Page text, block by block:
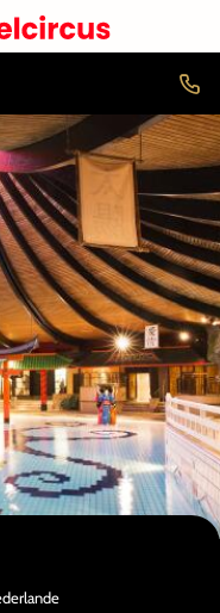
Auf der Karte anzeigen